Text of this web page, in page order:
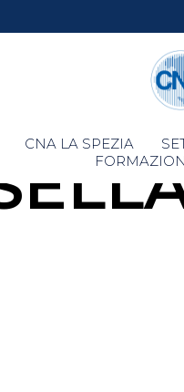
CNA LA SPEZIA